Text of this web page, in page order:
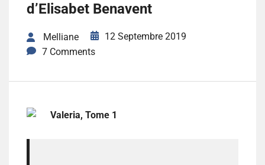
d’Elisabet Benavent
Melliane
12 Septembre 2019
7 Comments
Valeria, Tome 1